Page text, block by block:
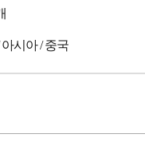
시아 / 중국